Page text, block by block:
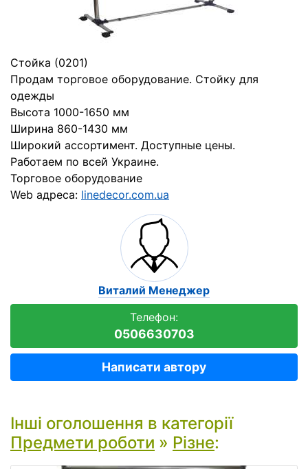
Стойка (0201)
Продам торговое оборудование. Стойку для
одежды
Высота 1000-1650 мм
Ширина 860-1430 мм
Широкий ассортимент. Доступные цены.
Работаем по всей Украине.
Торговое оборудование
Web адреса: linedecor.com.ua
Виталий Менеджер
Телефон:
0506630703
Написати автору
Інші оголошення в категорії
Предмети роботи » Різне: